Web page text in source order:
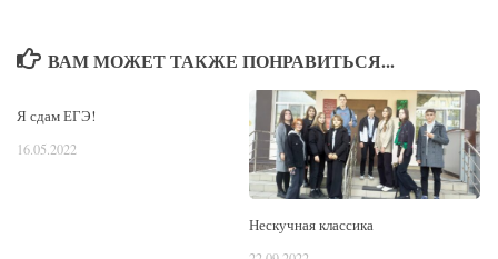
ВАМ МОЖЕТ ТАКЖЕ ПОНРАВИТЬСЯ...
Я сдам ЕГЭ!
16.05.2022
Нескучная классика